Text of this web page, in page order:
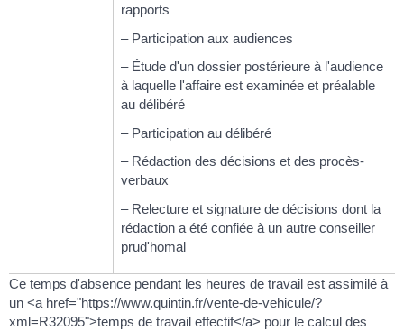
rapports
– Participation aux audiences
– Étude d'un dossier postérieure à l'audience
à laquelle l'affaire est examinée et préalable
au délibéré
– Participation au délibéré
– Rédaction des décisions et des procès-
verbaux
– Relecture et signature de décisions dont la
rédaction a été confiée à un autre conseiller
prud'homal
Ce temps d'absence pendant les heures de travail est assimilé à
un <a href="https://www.quintin.fr/vente-de-vehicule/?
xml=R32095">temps de travail effectif</a> pour le calcul des